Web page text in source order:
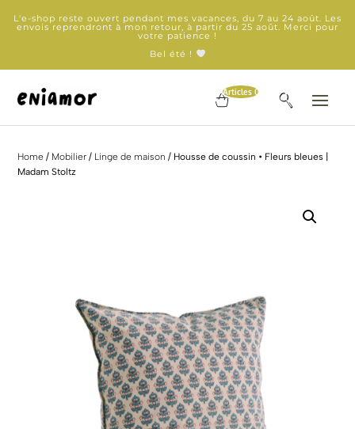
L'e-shop reste ouvert pendant mes vacances, du 7 au 24 août. Les
envois reprendront à mon retour, à partir du 25 août. Merci pour
votre patience !
Bel été !
Articles 0
Home / Mobilier / Linge de maison / Housse de coussin • Fleurs bleues |
Madam Stoltz